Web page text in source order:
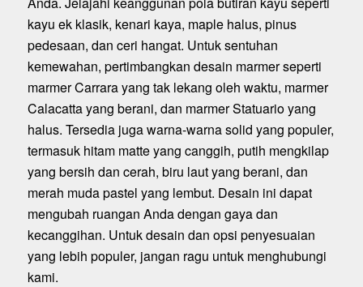
kayu ek klasik, kenari kaya, maple halus, pinus
pedesaan, dan ceri hangat. Untuk sentuhan
kemewahan, pertimbangkan desain marmer seperti
marmer Carrara yang tak lekang oleh waktu, marmer
Calacatta yang berani, dan marmer Statuario yang
halus. Tersedia juga warna-warna solid yang populer,
termasuk hitam matte yang canggih, putih mengkilap
yang bersih dan cerah, biru laut yang berani, dan
merah muda pastel yang lembut. Desain ini dapat
mengubah ruangan Anda dengan gaya dan
kecanggihan. Untuk desain dan opsi penyesuaian
yang lebih populer, jangan ragu untuk menghubungi
kami.